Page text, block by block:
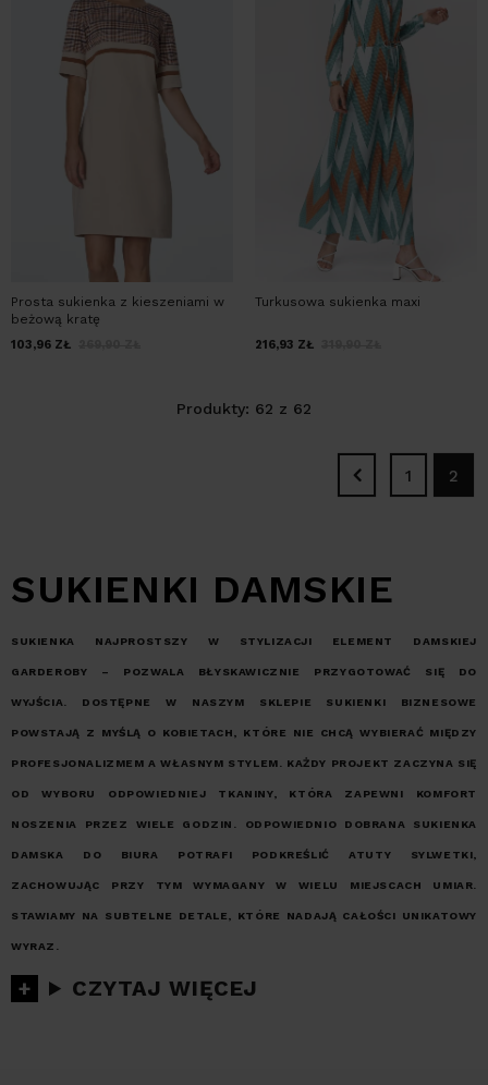
Prosta sukienka z kieszeniami w
beżową kratę
103,96 ZŁ
Turkusowa sukienka maxi
216,93 ZŁ
Produkty: 62 z 62
1 2
SUKIENKI DAMSKIE
SUKIENKA NAJPROSTSZY W STYLIZACJI ELEMENT DAMSKIEJ
GARDEROBY – POZWALA BŁYSKAWICZNIE PRZYGOTOWAĆ SIĘ DO
WYJŚCIA. DOSTĘPNE W NASZYM SKLEPIE SUKIENKI BIZNESOWE
POWSTAJĄ Z MYŚLĄ O KOBIETACH, KTÓRE NIE CHCĄ WYBIERAĆ MIĘDZY
PROFESJONALIZMEM A WŁASNYM STYLEM. KAŻDY PROJEKT ZACZYNA SIĘ
OD WYBORU ODPOWIEDNIEJ TKANINY, KTÓRA ZAPEWNI KOMFORT
NOSZENIA PRZEZ WIELE GODZIN. ODPOWIEDNIO DOBRANA SUKIENKA
DAMSKA DO BIURA POTRAFI PODKREŚLIĆ ATUTY SYLWETKI,
ZACHOWUJĄC PRZY TYM WYMAGANY W WIELU MIEJSCACH UMIAR.
STAWIAMY NA SUBTELNE DETALE, KTÓRE NADAJĄ CAŁOŚCI UNIKATOWY
WYRAZ.
CZYTAJ